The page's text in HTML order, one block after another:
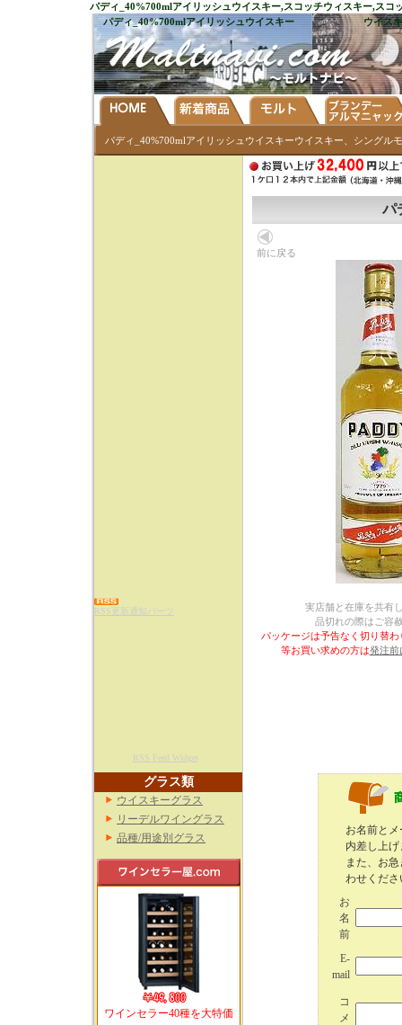
パディ_40%700mlアイリッシュウイスキー,スコッチウィスキー,スコ
パディ_40%700mlアイリッシュウイスキー
ウイス
パディ_40%700mlアイリッシュウイスキーウイスキー、シングル
RSS更新通知パーツ
RSS Feed Widget
グラス類
ウイスキーグラス
リーデルワイングラス
品種/用途別グラス
ワインセラー40種を大特価
パ
前に戻る
実店舗と在庫を共有
品切れの際はご容
パッケージは予告なく切り替
等お買い求めの方は発注前
お名前と
内差し上
また、お
わせくださ
お
名
前
E-
mail
コ
メ